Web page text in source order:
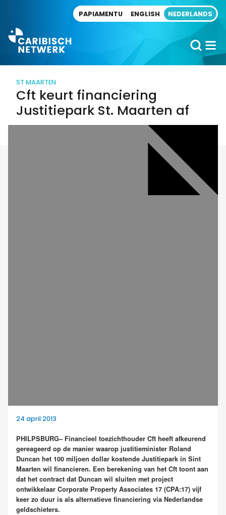
PAPIAMENTU ENGLISH NEDERLANDS
ST MAARTEN
Cft keurt financiering
Justitiepark St. Maarten af
24 april 2013
PHILPSBURG– Financieel toezichthouder Cft heeft afkeurend
gereageerd op de manier waarop justitieminister Roland
Duncan het 100 miljoen dollar kostende Justitiepark in Sint
Maarten wil financieren. Een berekening van het Cft toont aan
dat het contract dat Duncan wil sluiten met project
ontwikkelaar Corporate Property Associates 17 (CPA:17) vijf
keer zo duur is als alternatieve financiering via Nederlandse
geldschieters.